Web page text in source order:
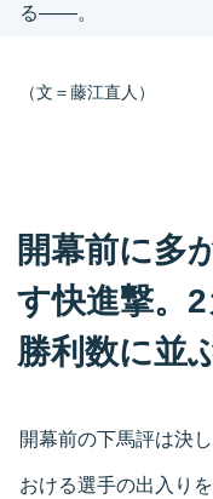
る――。
（文＝藤江直人）
開幕前に多
す快進撃。
勝利数に並
開幕前の下馬評は決
おける選手の出入り